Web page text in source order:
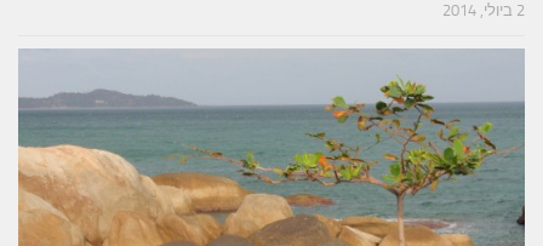
2 ביולי, 2014